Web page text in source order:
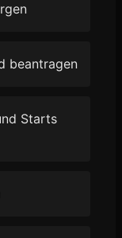
beantragen
Starts